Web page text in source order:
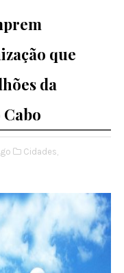
que
da
Cidades,